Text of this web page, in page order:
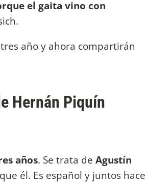
el gaita vino con
año y ahora compartirán
Hernán Piquín
años. Se trata de Agustín
él. Es español y juntos hace